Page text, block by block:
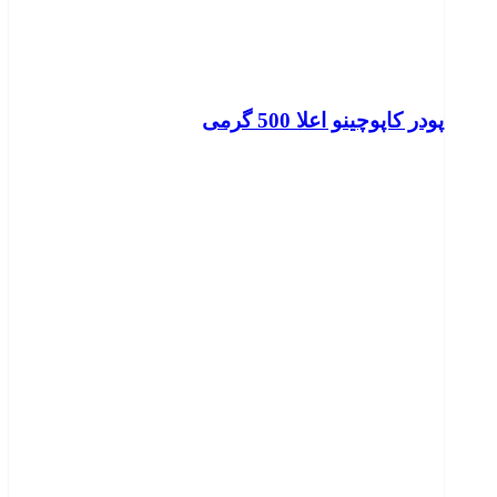
پودر کاپوچینو اعلا 500 گرمی